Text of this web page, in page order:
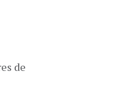
de